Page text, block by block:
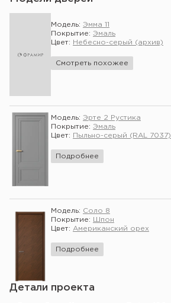
Модель: Эмма 11
Покрытие: Эмаль
Цвет:
Небесно-серый (архив)
Смотреть похожее
Модель: Эрте 2 Рустика
Покрытие: Эмаль
Цвет:
Пыльно-серый (RAL 7037)
Подробнее
Модель: Соло 8
Покрытие:
Шпон
Цвет: Американский орех
Подробнее
Детали проекта